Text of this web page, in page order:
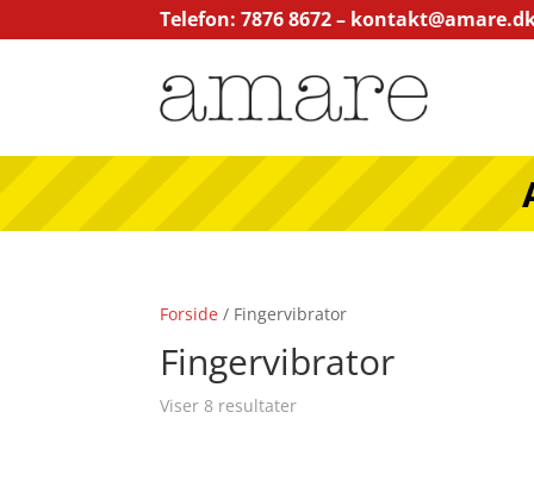
Telefon: 7876 8672 –
Forside / Fingervibrator
Fingervibrator
Viser 8 resultater